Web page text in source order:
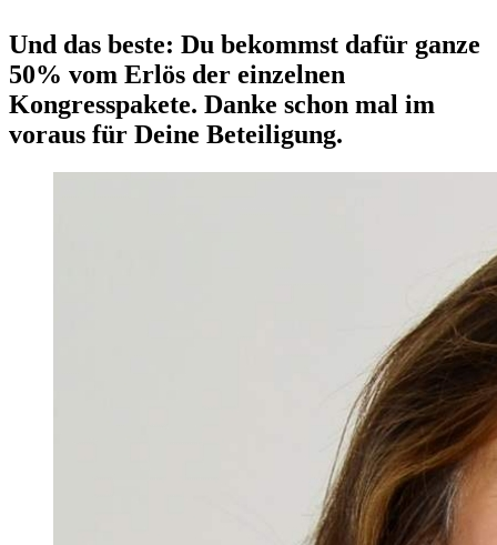
Und das beste: Du bekommst dafür ganze
50% vom Erlös der einzelnen
Kongresspakete. Danke schon mal im
voraus für Deine Beteiligung.